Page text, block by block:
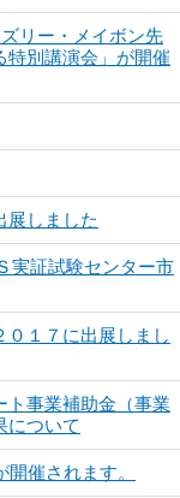
リー・メイボン先
特別講演会」が開催
しました
実証試験センター市
０１７に出展しまし
ト事業補助金（事業
について
催されます。